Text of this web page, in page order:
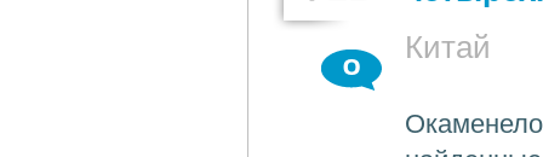
Китай
0